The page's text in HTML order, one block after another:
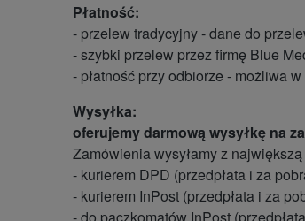
Płatność:
- przelew tradycyjny - dane do
- szybki przelew przez firmę Blue
- płatność przy odbiorze - możliwa
Wysyłka:
oferujemy darmową wysyłkę na
Zamówienia wysyłamy z
- kurierem DPD (przedpłata i za
- kurierem InPost (przedpłata i za
- do paczkomatów InPost